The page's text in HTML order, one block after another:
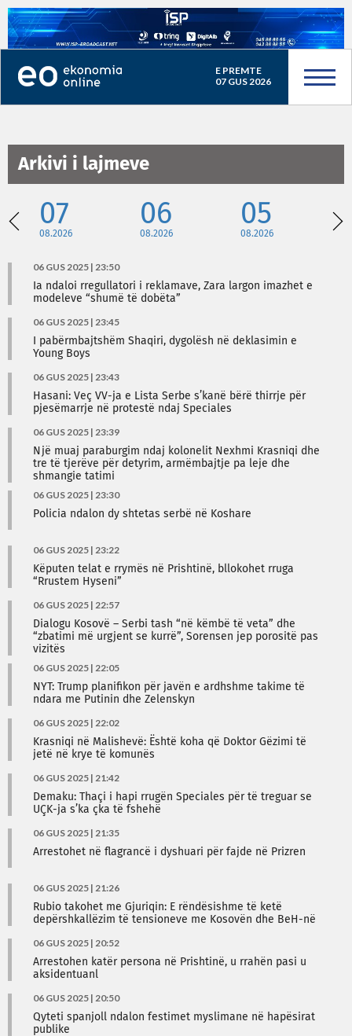
E PREMTE
07 GUS 2026
Arkivi i lajmeve
07
08.2026
06
08.2026
05
08.2026
06 GUS 2025 | 23:50
Ia ndaloi rregullatori i reklamave, Zara largon imazhet e
modeleve “shumë të dobëta”
06 GUS 2025 | 23:45
I pabërmbajtshëm Shaqiri, dygolësh në deklasimin e
Young Boys
06 GUS 2025 | 23:43
Hasani: Veç VV-ja e Lista Serbe s’kanë bërë thirrje për
pjesëmarrje në protestë ndaj Speciales
06 GUS 2025 | 23:39
Një muaj paraburgim ndaj kolonelit Nexhmi Krasniqi dhe
tre të tjerëve për detyrim, armëmbajtje pa leje dhe
shmangie tatimi
06 GUS 2025 | 23:30
Policia ndalon dy shtetas serbë në Koshare
06 GUS 2025 | 23:22
Këputen telat e rrymës në Prishtinë, bllokohet rruga
“Rrustem Hyseni”
06 GUS 2025 | 22:57
Dialogu Kosovë – Serbi tash “në këmbë të veta” dhe
“zbatimi më urgjent se kurrë”, Sorensen jep porositë pas
vizitës
06 GUS 2025 | 22:05
NYT: Trump planifikon për javën e ardhshme takime të
ndara me Putinin dhe Zelenskyn
06 GUS 2025 | 22:02
Krasniqi në Malishevë: Është koha që Doktor Gëzimi të
jetë në krye të komunës
06 GUS 2025 | 21:42
Demaku: Thaçi i hapi rrugën Speciales për të treguar se
UÇK-ja s’ka çka të fshehë
06 GUS 2025 | 21:35
Arrestohet në flagrancë i dyshuari për fajde në Prizren
06 GUS 2025 | 21:26
Rubio takohet me Gjuriqin: E rëndësishme të ketë
depërshkallëzim të tensioneve me Kosovën dhe BeH-në
06 GUS 2025 | 20:52
Arrestohen katër persona në Prishtinë, u rrahën pasi u
aksidentuanl
06 GUS 2025 | 20:50
Qyteti spanjoll ndalon festimet myslimane në hapësirat
publike